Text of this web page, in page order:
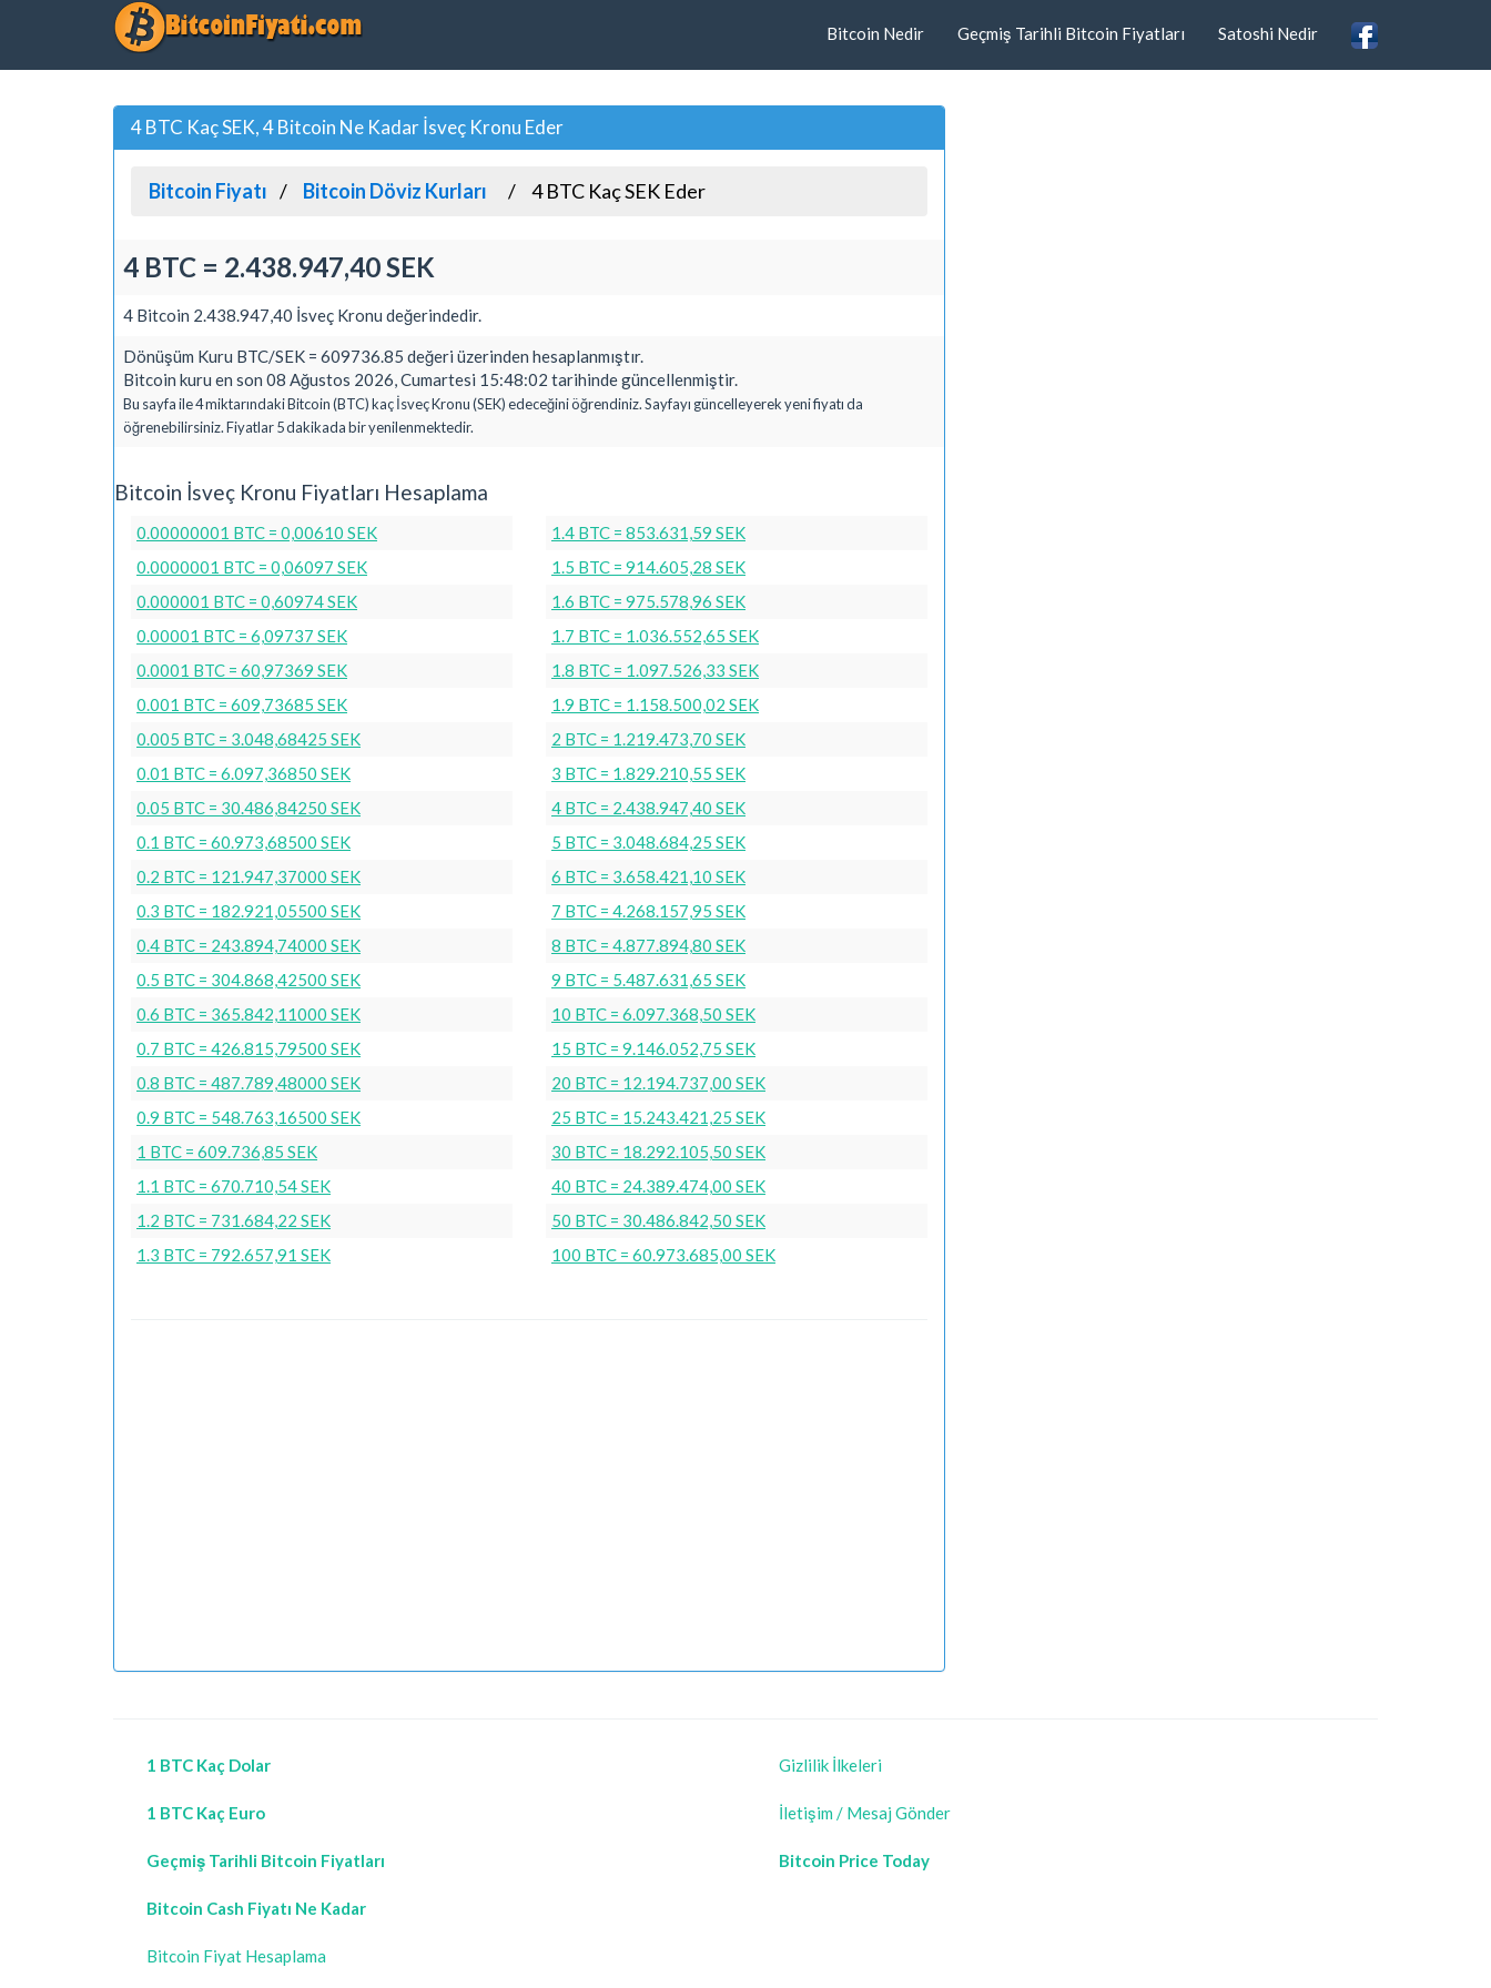
Bitcoin Nedir Geçmiş Tarihli Bitcoin Fiyatları Satoshi Nedir
4 BTC Kaç SEK, 4 Bitcoin Ne Kadar İsveç Kronu Eder
Bitcoin Fiyatı Bitcoin Döviz Kurları 4 BTC Kaç SEK Eder
4 BTC = 2.438.947,40 SEK
4 Bitcoin 2.438.947,40 İsveç Kronu değerindedir.
Dönüşüm Kuru BTC/SEK = 609736.85 değeri üzerinden hesaplanmıştır.
Bitcoin kuru en son 08 Ağustos 2026, Cumartesi 15:48:02 tarihinde güncellenmiştir.
Bu sayfa ile 4 miktarındaki Bitcoin (BTC) kaç İsveç Kronu (SEK) edeceğini öğrendiniz. Sayfayı güncelleyerek yeni fiyatı da
öğrenebilirsiniz. Fiyatlar 5 dakikada bir yenilenmektedir.
Bitcoin İsveç Kronu Fiyatları Hesaplama
0.00000001 BTC = 0,00610 SEK
0.0000001 BTC = 0,06097 SEK
0.000001 BTC = 0,60974 SEK
0.00001 BTC = 6,09737 SEK
0.0001 BTC = 60,97369 SEK
0.001 BTC = 609,73685 SEK
0.005 BTC = 3.048,68425 SEK
0.01 BTC = 6.097,36850 SEK
0.05 BTC = 30.486,84250 SEK
0.1 BTC = 60.973,68500 SEK
0.2 BTC = 121.947,37000 SEK
0.3 BTC = 182.921,05500 SEK
0.4 BTC = 243.894,74000 SEK
0.5 BTC = 304.868,42500 SEK
0.6 BTC = 365.842,11000 SEK
0.7 BTC = 426.815,79500 SEK
0.8 BTC = 487.789,48000 SEK
0.9 BTC = 548.763,16500 SEK
1 BTC = 609.736,85 SEK
1.1 BTC = 670.710,54 SEK
1.2 BTC = 731.684,22 SEK
1.3 BTC = 792.657,91 SEK
1.4 BTC = 853.631,59 SEK
1.5 BTC = 914.605,28 SEK
1.6 BTC = 975.578,96 SEK
1.7 BTC = 1.036.552,65 SEK
1.8 BTC = 1.097.526,33 SEK
1.9 BTC = 1.158.500,02 SEK
2 BTC = 1.219.473,70 SEK
3 BTC = 1.829.210,55 SEK
4 BTC = 2.438.947,40 SEK
5 BTC = 3.048.684,25 SEK
6 BTC = 3.658.421,10 SEK
7 BTC = 4.268.157,95 SEK
8 BTC = 4.877.894,80 SEK
9 BTC = 5.487.631,65 SEK
10 BTC = 6.097.368,50 SEK
15 BTC = 9.146.052,75 SEK
20 BTC = 12.194.737,00 SEK
25 BTC = 15.243.421,25 SEK
30 BTC = 18.292.105,50 SEK
40 BTC = 24.389.474,00 SEK
50 BTC = 30.486.842,50 SEK
100 BTC = 60.973.685,00 SEK
1 BTC Kaç Dolar
1 BTC Kaç Euro
Geçmiş Tarihli Bitcoin Fiyatları
Bitcoin Cash Fiyatı Ne Kadar
Bitcoin Fiyat Hesaplama
Gizlilik İlkeleri
İletişim / Mesaj Gönder
Bitcoin Price Today